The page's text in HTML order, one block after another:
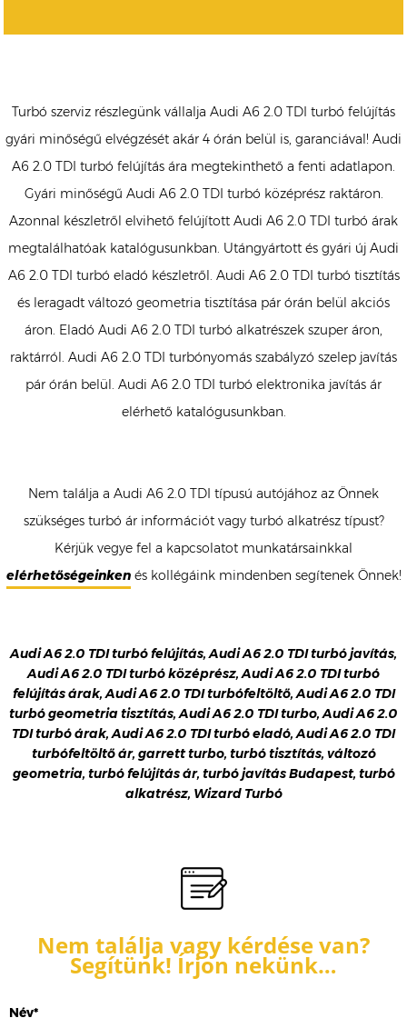
Turbó szerviz részlegünk vállalja Audi A6 2.0 TDI turbó felújítás
gyári minőségű elvégzését akár 4 órán belül is, garanciával! Audi
A6 2.0 TDI turbó felújítás ára megtekinthető a fenti adatlapon.
Gyári minőségű Audi A6 2.0 TDI turbó középrész raktáron.
Azonnal készletről elvihető felújított Audi A6 2.0 TDI turbó árak
megtalálhatóak katalógusunkban. Utángyártott és gyári új Audi
A6 2.0 TDI turbó eladó készletről. Audi A6 2.0 TDI turbó tisztítás
és leragadt változó geometria tisztítása pár órán belül akciós
áron. Eladó Audi A6 2.0 TDI turbó alkatrészek szuper áron,
raktárról. Audi A6 2.0 TDI turbónyomás szabályzó szelep javítás
pár órán belül. Audi A6 2.0 TDI turbó elektronika javítás ár
elérhető katalógusunkban.
Nem találja a Audi A6 2.0 TDI típusú autójához az Önnek
szükséges turbó ár információt vagy turbó alkatrész típust?
Kérjük vegye fel a kapcsolatot munkatársainkkal
elérhetőségeinkenés kollégáink mindenben segítenek Önnek!
Audi A6 2.0 TDI turbó felújítás, Audi A6 2.0 TDI turbó javítás,
Audi A6 2.0 TDI turbó középrész, Audi A6 2.0 TDI turbó
felújítás árak, Audi A6 2.0 TDI turbófeltöltő, Audi A6 2.0 TDI
turbó geometria tisztítás, Audi A6 2.0 TDI turbo, Audi A6 2.0
TDI turbó árak, Audi A6 2.0 TDI turbó eladó, Audi A6 2.0 TDI
turbófeltöltő ár, garrett turbo, turbó tisztítás, változó
geometria, turbó felújítás ár, turbó javítás Budapest, turbó
alkatrész, Wizard Turbó
Nem találja vagy kérdése van?
Segítünk! Írjon nekünk…
Név*